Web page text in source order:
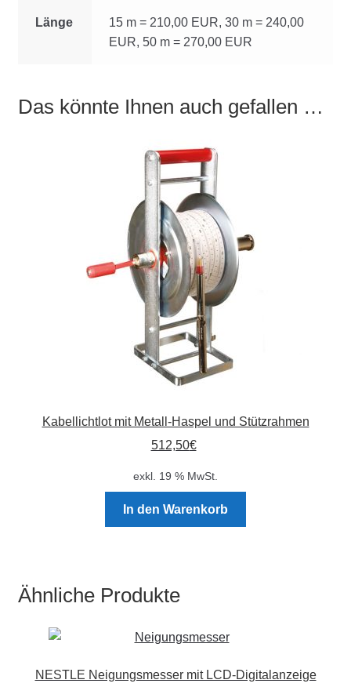
Länge
15 m = 210,00 EUR, 30 m = 240,00
EUR, 50 m = 270,00 EUR
Das könnte Ihnen auch gefallen …
Kabellichtlot mit Metall-Haspel und Stützrahmen
512,50€
exkl. 19 % MwSt.
In den Warenkorb
Ähnliche Produkte
NESTLE Neigungsmesser mit LCD-Digitalanzeige